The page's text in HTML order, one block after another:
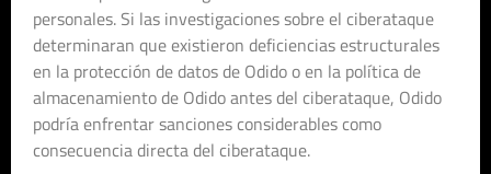
personales. Si las investigaciones sobre el ciberataque
determinaran que existieron deficiencias estructurales
en la protección de datos de Odido o en la política de
almacenamiento de Odido antes del ciberataque, Odido
podría enfrentar sanciones considerables como
consecuencia directa del ciberataque.